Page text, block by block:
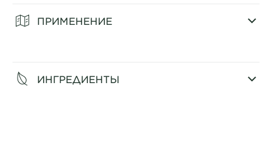
ПРИМЕНЕНИЕ
ИНГРЕДИЕНТЫ